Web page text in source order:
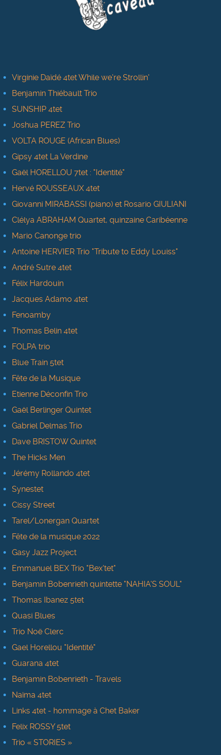
Virginie Daïdé 4tet While we're Strollin'
Benjamin Thiébault Trio
SUNSHIP 4tet
Joshua PEREZ Trio
VOLTA ROUGE (African Blues)
Gipsy 4tet La Verdine
Gaël HORELLOU 7tet : "Identité"
Hervé ROUSSEAUX 4tet
Giovanni MIRABASSI (piano) et Rosario GIULIANI
Clélya ABRAHAM Quartet, quinzaine Caribéenne
Mario Canonge trio
Antoine HERVIER Trio "Tribute to Eddy Louiss"
André Sutre 4tet
Félix Hardouin
Jacques Adamo 4tet
Fenoamby
Thomas Belin 4tet
FOLPA trio
Blue Train 5tet
Fête de la Musique
Etienne Déconfin Trio
Gaël Berlinger Quintet
Gabriel Delmas Trio
Dave BRISTOW Quintet
The Hicks Men
Jérémy Rollando 4tet
Synestet
Cissy Street
Tarel/Lonergan Quartet
Fête de la musique 2022
Gasy Jazz Project
Emmanuel BEX Trio "Bex'tet"
Benjamin Bobenrieth quintette "NAHIA'S SOUL"
Thomas Ibanez 5tet
Quasi Blues
Trio Noë Clerc
Gael Horellou "Identité"
Guarana 4tet
Benjamin Bobenrieth - Travels
Naïma 4tet
Links 4tet - hommage à Chet Baker
Felix ROSSY 5tet
Trio « STORIES »